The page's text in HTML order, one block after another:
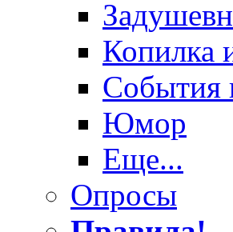
Копилка
События
Юмор
Еще...
Опросы